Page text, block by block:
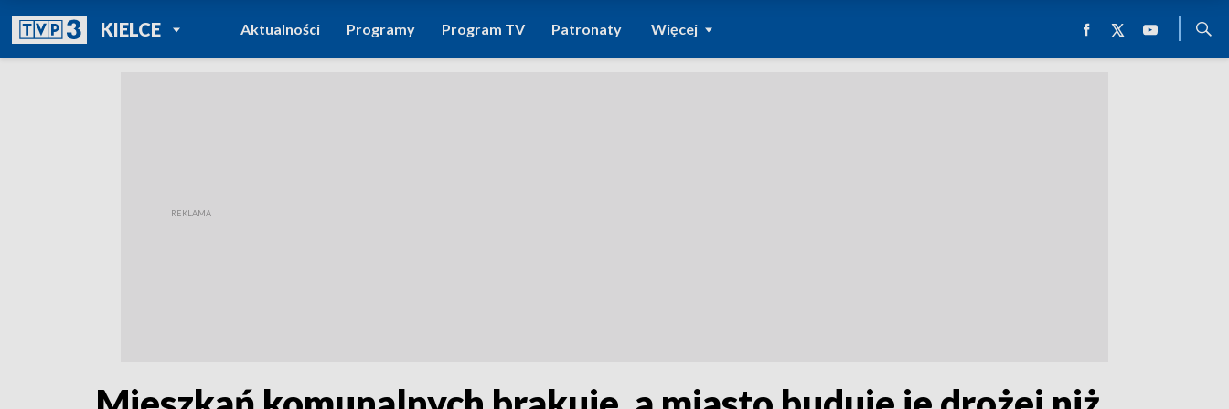
KIELCEPOWRÓT DO
TVP REGIONY
Aktualności Programy Program TV Patronaty Więcej